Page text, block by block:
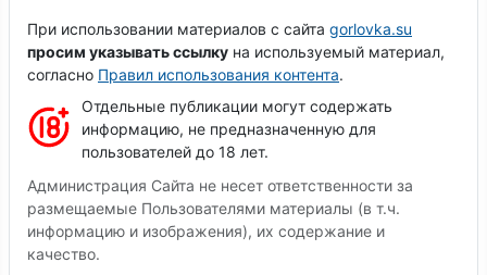
При использовании материалов с сайта gorlovka.su
просим указывать ссылку на используемый материал,
согласно Правил использования контента.
Отдельные публикации могут содержать
информацию, не предназначенную для
пользователей до 18 лет.
Администрация Сайта не несет ответственности за
размещаемые Пользователями материалы (в т.ч.
информацию и изображения), их содержание и
качество.